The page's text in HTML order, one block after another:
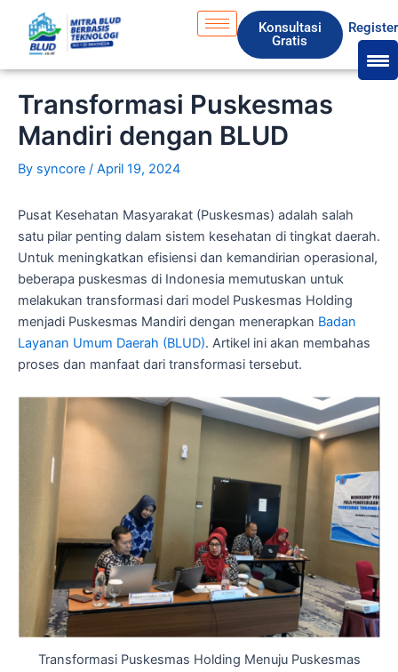
content
Konsultasi
Gratis
Register
Transformasi Puskesmas
Mandiri dengan BLUD
By syncore / April 19, 2024
Pusat Kesehatan Masyarakat (Puskesmas) adalah salah
satu pilar penting dalam sistem kesehatan di tingkat daerah.
Untuk meningkatkan efisiensi dan kemandirian operasional,
beberapa puskesmas di Indonesia memutuskan untuk
melakukan transformasi dari model Puskesmas Holding
menjadi Puskesmas Mandiri dengan menerapkan Badan
Layanan Umum Daerah (BLUD). Artikel ini akan membahas
proses dan manfaat dari transformasi tersebut.
Transformasi Puskesmas Holding Menuju Puskesmas
h